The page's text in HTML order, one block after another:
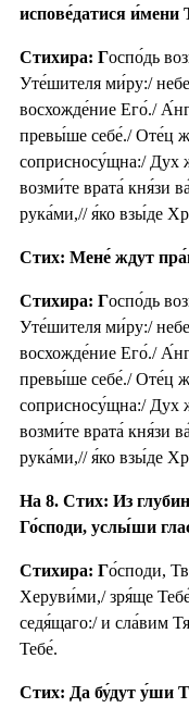
испове́датися и́мени
Стихира: Госпо́дь
Уте́шителя ми́ру:/
восхожде́ние Его́./
превы́ше себе́./ Оте́ц
соприсносу́щна:/ Дух
возми́те врата́ кня́зи
рука́ми,// я́ко взы́де
Стих: Мене́ ждут
Стихира: Госпо́дь
Уте́шителя ми́ру:/
восхожде́ние Его́./
превы́ше себе́./ Оте́ц
соприсносу́щна:/ Дух
возми́те врата́ кня́зи
рука́ми,// я́ко взы́де
На 8. Стих: Из
Го́споди, услы́ши
Стихира: Го́споди,
Херуви́ми,/ зря́ще
седя́щаго:/ и сла́вим
Тебе́.
Стих: Да бу́дут у́ши